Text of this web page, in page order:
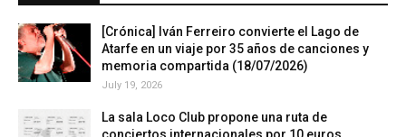
[Crónica] Iván Ferreiro convierte el Lago de
Atarfe en un viaje por 35 años de canciones y
memoria compartida (18/07/2026)
July 19, 2026
La sala Loco Club propone una ruta de